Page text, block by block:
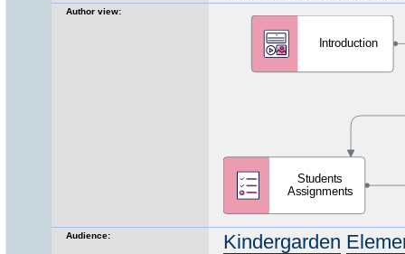
Author view:
Audience: Kindergarden